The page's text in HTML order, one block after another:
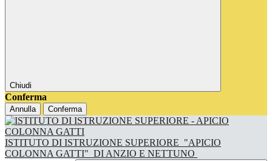
Chiudi
Conferma
Annulla Conferma
ISTITUTO DI ISTRUZIONE SUPERIORE "APICIO
COLONNA GATTI" DI ANZIO E NETTUNO